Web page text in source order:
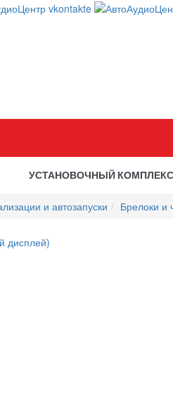
УСТАНОВОЧНЫЙ КОМПЛЕКС
и автозапуски Брелоки и